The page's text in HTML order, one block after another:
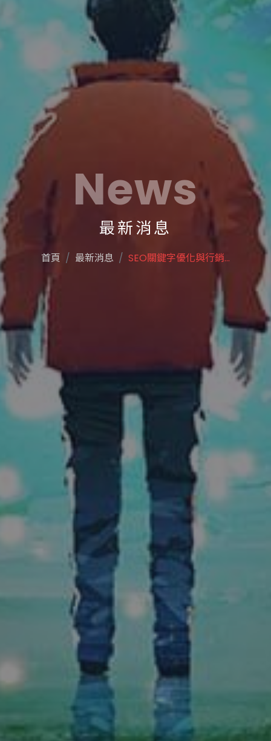
News
最新消息
首頁 最新消息 SEO關鍵字優化與行銷...